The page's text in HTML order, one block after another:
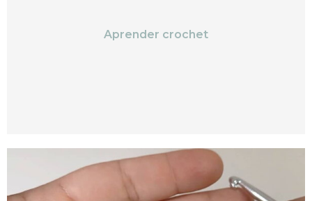
Aprender crochet